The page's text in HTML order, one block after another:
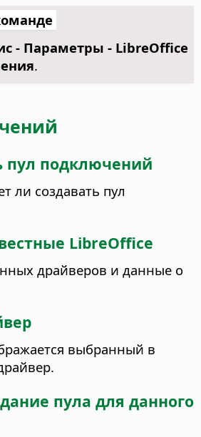
- Параметры - LibreOffice
.
пул подключений
ли создавать пул
LibreOffice
драйверов и данные о
выбранный в
пула для данного